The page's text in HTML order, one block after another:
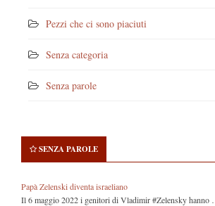
Pezzi che ci sono piaciuti
Senza categoria
Senza parole
SENZA PAROLE
Papà Zelenski diventa israeliano
Il 6 maggio 2022 i genitori di Vladimir #Zelensky hanno …